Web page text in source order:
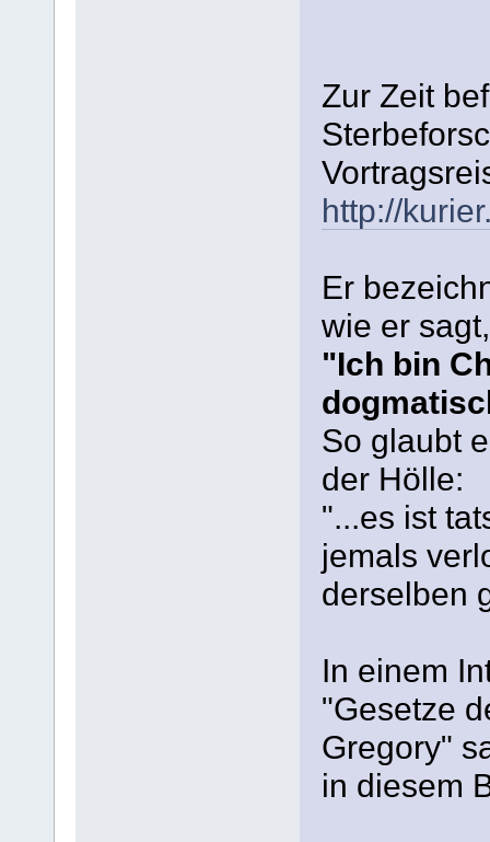
Zur Zeit
http://
Er
wie er
"Ich bin
So glaubt
der Hölle:
"...es ist
jemals
derselben
In einem
"Gesetze
Gregory"
in diesem